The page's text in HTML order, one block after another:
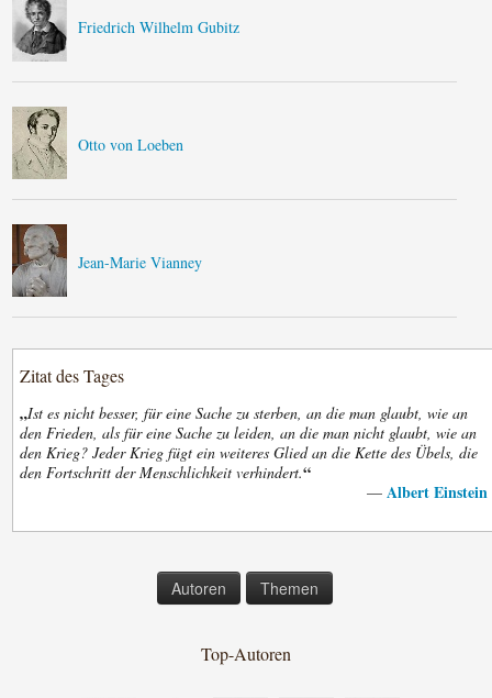
Friedrich Wilhelm Gubitz
Otto von Loeben
Jean-Marie Vianney
Zitat des Tages
„Ist es nicht besser, für eine Sache zu sterben, an die man glaubt, wie an
den Frieden, als für eine Sache zu leiden, an die man nicht glaubt, wie an
den Krieg? Jeder Krieg fügt ein weiteres Glied an die Kette des Übels, die
den Fortschritt der Menschlichkeit verhindert.“
— Albert Einstein
Autoren Themen
Top-Autoren